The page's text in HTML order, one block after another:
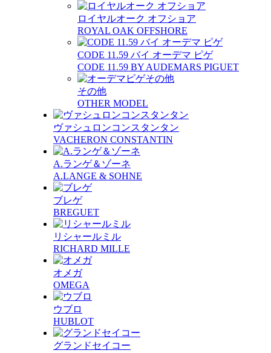
ロイヤルオーク オフショア
ROYAL OAK OFFSHORE
CODE 11.59 バイ オーデマ ピゲ
CODE 11.59 BY AUDEMARS PIGUET
その他
OTHER MODEL
ヴァシュロンコンスタンタン
VACHERON CONSTANTIN
A.ランゲ＆ゾーネ
A.LANGE & SOHNE
ブレゲ
BREGUET
リシャールミル
RICHARD MILLE
オメガ
OMEGA
ウブロ
HUBLOT
グランドセイコー